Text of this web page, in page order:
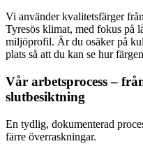
Vi använder kvalitetsfärger
Tyresös klimat, med fokus på
miljöprofil. Är du osäker på
plats så att du kan se hur
Vår arbetsprocess –
slutbesiktning
En tydlig, dokumenterad
färre överraskningar.